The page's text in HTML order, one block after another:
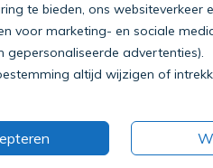
te bieden, ons websiteverkeer
voor marketing- en sociale
gepersonaliseerde advertenties).
altijd wijzigen of
stijlen trouwkaarten >
voor je mr. en mrs.
mr & mrs
met alle mogelijke